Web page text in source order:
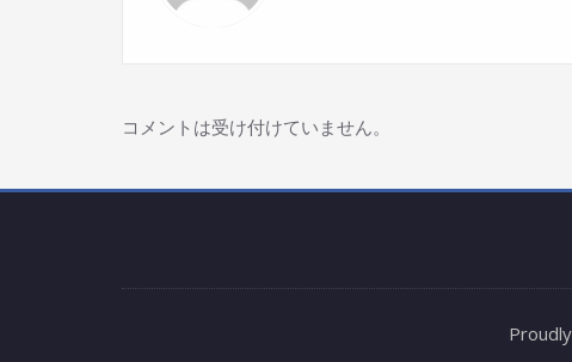
コメントは受け付けていません。